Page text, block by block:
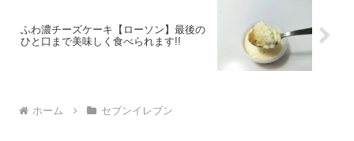
ふわ濃チーズケーキ【ローソン】最後の
ひと口まで美味しく食べられます!!
ホーム セブンイレブン